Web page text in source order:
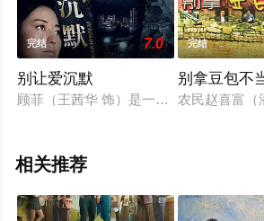
完结 7.0
别让爱沉默
顾菲（王茜华 饰）是一家酒店的领班，
完结
别拿豆包不
农民赵喜富（
相关推荐